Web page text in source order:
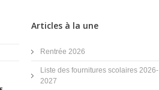
Articles à la une
Rentrée 2026
Liste des fournitures scolaires 2026-
2027